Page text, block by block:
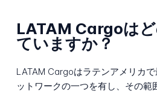
LATAM Cargoは
ていますか？
LATAM Cargoはラテンアメリカ
ットワークの一つを有し、その範